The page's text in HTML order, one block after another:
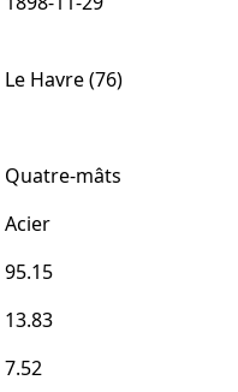
Le Havre (76)
Quatre-mâts
Acier
95.15
13.83
7.52